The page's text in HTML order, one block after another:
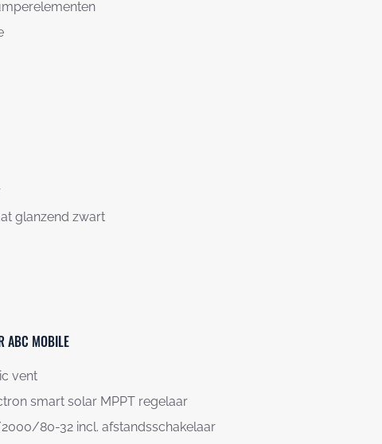
glanzend zwart
ABC MOBILE
vent
smart solar MPPT regelaar
80-32 incl. afstandsschakelaar